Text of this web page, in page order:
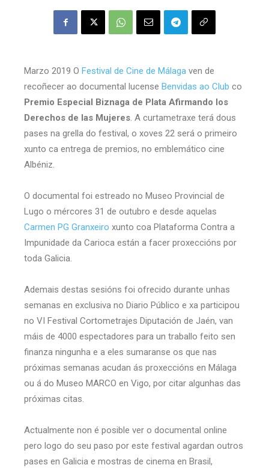
Marzo 2019 O Festival de Cine de Málaga ven de
recoñecer ao documental lucense Benvidas ao Club co
Premio Especial Biznaga de Plata Afirmando los
Derechos de las Mujeres. A curtametraxe terá dous
pases na grella do festival, o xoves 22 será o primeiro
xunto ca entrega de premios, no emblemático cine
Albéniz.
O documental foi estreado no Museo Provincial de
Lugo o mércores 31 de outubro e desde aquelas
Carmen PG Granxeiro xunto coa Plataforma Contra a
Impunidade da Carioca están a facer proxeccións por
toda Galicia.
Ademais destas sesións foi ofrecido durante unhas
semanas en exclusiva no Diario Público e xa participou
no VI Festival Cortometrajes Diputación de Jaén, van
máis de 4000 espectadores para un traballo feito sen
finanza ningunha e a eles sumaranse os que nas
próximas semanas acudan ás proxeccións en Málaga
ou á do Museo MARCO en Vigo, por citar algunhas das
próximas citas.
Actualmente non é posible ver o documental online
pero logo do seu paso por este festival agardan outros
pases en Galicia e mostras de cinema en Brasil,